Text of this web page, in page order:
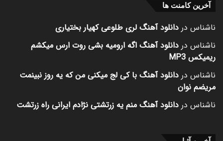
آخرین کامنت ها
ناشناس در دانلود آهنگ لری طلوعی کهیار بختیاری
ناشناس در دانلود آهنگ اگه ارومیه بشی روت ارس میکشم
ریمیکس MP3
ناشناس در دانلود آهنگ با کی لج میکنی من که یه روز نبینمت
مریضم نوان
ناشناس در دانلود آهنگ منم یه زرتشتی نژادم ایرانی راه زرتشت